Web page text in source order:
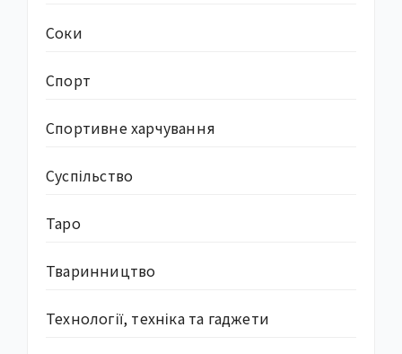
Соки
Спорт
Спортивне харчування
Суcпільство
Таро
Тваринництво
Технології, техніка та гаджети